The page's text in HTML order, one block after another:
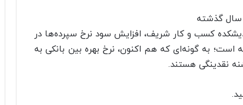
کسب و کار شریف، افزایش سود نرخ سپرده‌ها در
است؛ به گونه‌ای که هم اکنون، نرخ بهره بین بانکی به
نقدینگی هستند.